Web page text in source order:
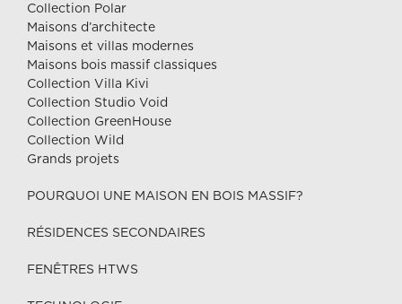
Collection Polar
Maisons d’architecte
Maisons et villas modernes
Maisons bois massif classiques
Collection Villa Kivi
Collection Studio Void
Collection GreenHouse
Collection Wild
Grands projets
POURQUOI UNE MAISON EN BOIS MASSIF?
RÉSIDENCES SECONDAIRES
FENÊTRES HTWS